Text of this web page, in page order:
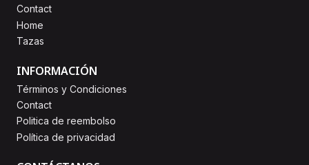
Contact
Home
Tazas
INFORMACIÓN
Términos y Condiciones
Contact
Politica de reembolso
Política de privacidad